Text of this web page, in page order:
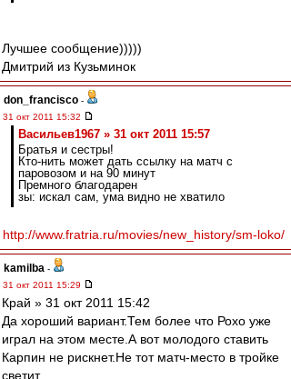
Лучшее сообщение)))))
Дмитрий из Кузьминок
don_francisco -
31 окт 2011 15:32
Васильев1967 » 31 окт 2011 15:57
Братья и сестры!
Кто-нить может дать ссылку на матч с
паровозом и на 90 минут
Премного благодарен
зы: искал сам, ума видно не хватило
http://www.fratria.ru/movies/new_history/sm-loko/
kamilba -
31 окт 2011 15:29
Край » 31 окт 2011 15:42
Да хороший вариант.Тем более что Рохо уже
играл на этом месте.А вот молодого ставить
Карпин не рискнет.Не тот матч-место в тройке
светит